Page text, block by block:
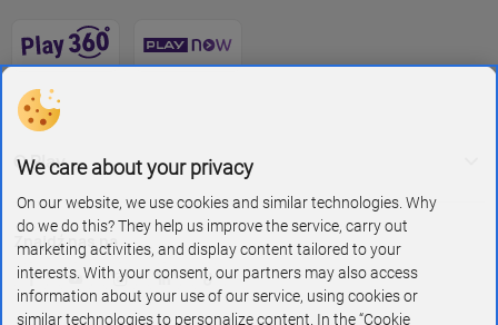
O Play
Znajdź nas na
We care about your privacy
On our website, we use cookies and similar technologies. Why
do we do this? They help us improve the service, carry out
marketing activities, and display content tailored to your
interests. With your consent, our partners may also access
information about your use of our service, using cookies or
similar technologies to personalize content. In the “Cookie